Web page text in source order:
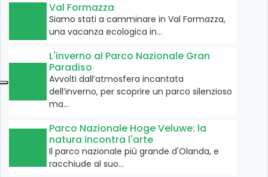
Val Formazza
Siamo stati a camminare in Val Formazza,
una vacanza ecologica in…
L'inverno al Parco Nazionale Gran
Paradiso
Avvolti dall’atmosfera incantata
dell’inverno, per scoprire un parco silenzioso
ma…
Parco Nazionale Hoge Veluwe: la
natura incontra l'arte
Il parco nazionale più grande d'Olanda, e
racchiude al suo…